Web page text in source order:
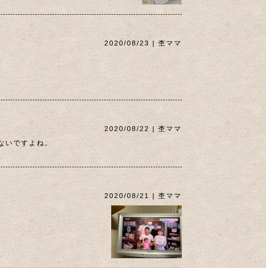
2020/08/23 | 杢ママ
2020/08/22 | 杢ママ
いですよね。
2020/08/21 | 杢ママ